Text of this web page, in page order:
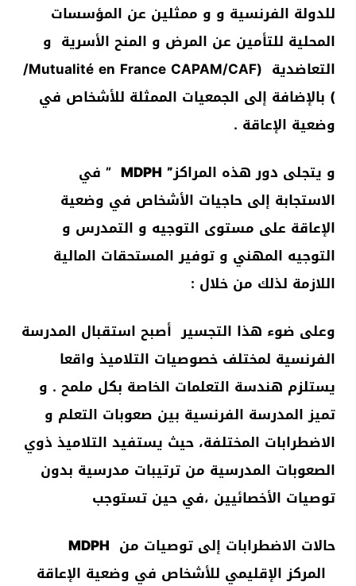
للدولة الفرنسية و و ممثلين عن المؤسسات
المحلية للتأمين عن المرض و المنح الأسرية و
التعاضدية (Mutualité en France CAPAM/CAF/
) بالإضافة إلى الجمعيات الممثلة للأشخاص في
وضعية الإعاقة .
و يتجلى دور هذه المراكز” MDPH
” في
الاستجابة إلى حاجيات الأشخاص في وضعية
الإعاقة على مستوى التوجيه و التمدرس و
التوجيه المهني و توفير المستحقات المالية
اللازمة لذلك من خلال :
وعلى ضوء هذا التجسير أصبح استقبال المدرسة
الفرنسية لمختلف خصوصيات التلاميذ واقعا
يستلزم هندسة التعلمات الخاصة بكل ملمح . و
تميز المدرسة الفرنسية بين صعوبات التعلم و
الاضطرابات المختلفة، حيث يستفيد التلاميذ ذوي
الصعوبات المدرسية من ترتيبات مدرسية بدون
توصيات الأخصائيين ،في حين تستوجب
حالات الاضطرابات إلى توصيات من MDPH
المركز الإقليمي للأشخاص في وضعية الإعاقة